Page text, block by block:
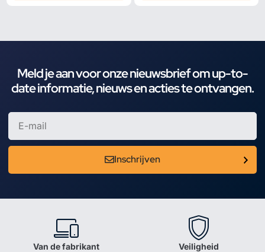
Meld je aan voor onze nieuwsbrief om up-to-
date informatie, nieuws en acties te ontvangen.
Inschrijven
Van de fabrikant Veiligheid